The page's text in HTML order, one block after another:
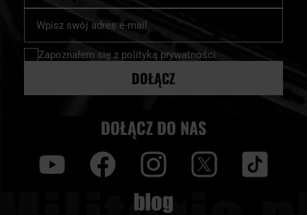
nasz
newsletter:
Zapoznałem się z polityką prywatności
DOŁĄCZ
DOŁĄCZ DO NAS
Blog